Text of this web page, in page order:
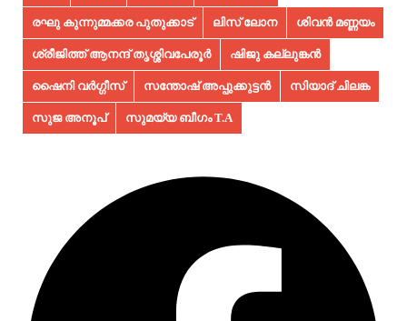
രഘു കുന്നുമ്മക്കര പുതുക്കാട് ലിസ് ലോന ശിവൻ മണ്ണയം
ശ്രീജിത്ത് ആനന്ദ് തൃശ്ശിവപേരൂർ ഷിജു കല്ലുങ്കൻ
ഷൈനി വർഗ്ഗീസ് സന്തോഷ് അപ്പുക്കുട്ടൻ സിയാദ് ചിലങ്ക
സുജ അനൂപ്‌ സുമയ്യ ബീഗം T.A